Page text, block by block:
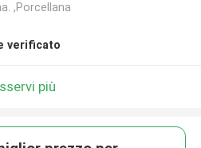
,Porcellana
verificato
più